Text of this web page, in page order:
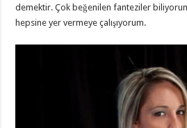
demektir. Çok beğenilen fanteziler
hepsine yer vermeye çalışıyorum.